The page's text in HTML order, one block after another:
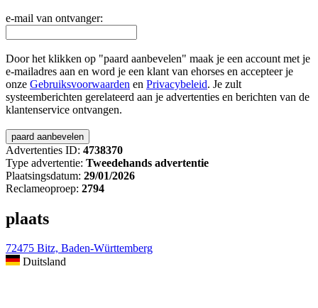
e-mail van ontvanger:
Door het klikken op "paard aanbevelen" maak je een account met je
e-mailadres aan en word je een klant van ehorses en accepteer je
onze Gebruiksvoorwaarden en Privacybeleid. Je zult
systeemberichten gerelateerd aan je advertenties en berichten van de
klantenservice ontvangen.
Advertenties ID: 4738370
Type advertentie: Tweedehands advertentie
Plaatsingsdatum: 29/01/2026
Reclameoproep: 2794
plaats
72475 Bitz, Baden-Württemberg
Duitsland